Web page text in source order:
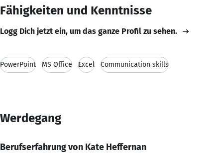
Fähigkeiten und Kenntnisse
Logg Dich jetzt ein, um das ganze Profil zu sehen.
PowerPoint MS Office Excel Communication skills
Werdegang
Berufserfahrung von Kate Heffernan